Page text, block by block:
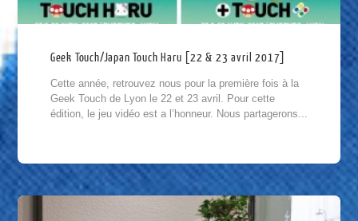
Geek Touch/Japan Touch Haru [22 & 23 avril 2017]
Cette année, retrouvez nous pour la première fois à la
Geek Touch de Lyon le 22 et 23 avril. Pour cette
édition, le jeu vidéo est a l’honneur. Nous partagerons...